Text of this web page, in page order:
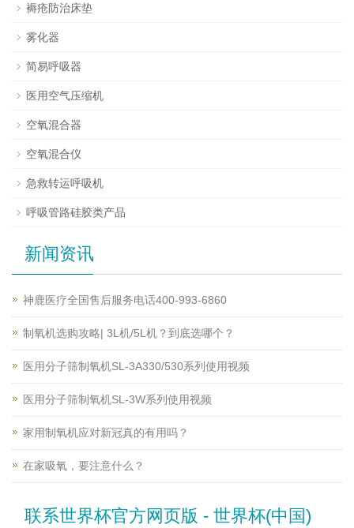
褥疮防治床垫
雾化器
简易呼吸器
医用空气压缩机
空氧混合器
空氧混合仪
急救转运呼吸机
呼吸管路硅胶类产品
新闻资讯
神鹿医疗全国售后服务电话400-993-6860
制氧机选购攻略| 3L机/5L机？到底选哪个？
医用分子筛制氧机SL-3A330/530系列使用视频
医用分子筛制氧机SL-3W系列使用视频
家用制氧机应对新冠真的有用吗？
在家吸氧，要注意什么？
联系世界杯官方网页版 - 世界杯(中国)